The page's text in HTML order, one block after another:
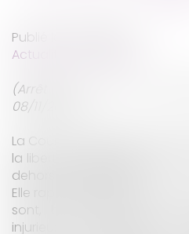
Publié le :
Actualités du cabinet
(Arrêt de la Cour de
08/11/2023)
La Cour de Cassation s’est
la liberté d’expression dont
dehors de l’entreprise.
Elle rappelle que les limites
sont, bien entendu, le
injurieux, diffamatoires